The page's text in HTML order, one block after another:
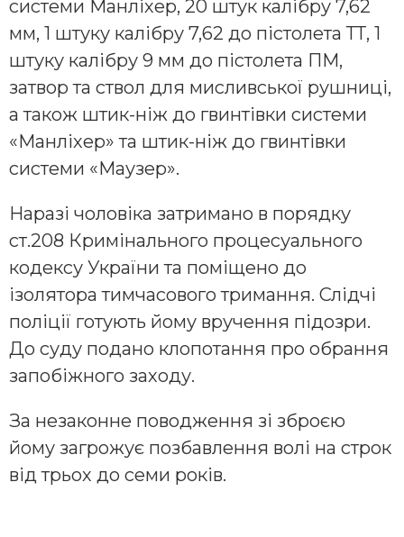
системи Манліхер, 20 штук калібру 7,62
мм, 1 штуку калібру 7,62 до пістолета ТТ, 1
штуку калібру 9 мм до пістолета ПМ,
затвор та ствол для мисливської рушниці,
а також штик-ніж до гвинтівки системи
«Манліхер» та штик-ніж до гвинтівки
системи «Маузер».
Наразі чоловіка затримано в порядку
ст.208 Кримінального процесуального
кодексу України та поміщено до
ізолятора тимчасового тримання. Слідчі
поліції готують йому вручення підозри.
До суду подано клопотання про обрання
запобіжного заходу.
За незаконне поводження зі зброєю
йому загрожує позбавлення волі на строк
від трьох до семи років.